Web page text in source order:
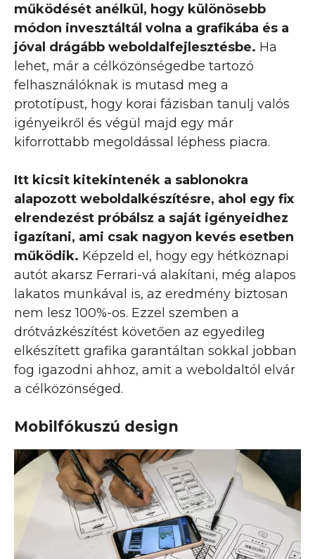
működését anélkül, hogy különösebb
módon invesztáltál volna a grafikába és a
jóval drágább weboldalfejlesztésbe. Ha
lehet, már a célközönségedbe tartozó
felhasználóknak is mutasd meg a
prototípust, hogy korai fázisban tanulj valós
igényeikről és végül majd egy már
kiforrottabb megoldással léphess piacra.
Itt kicsit kitekintenék a sablonokra
alapozott weboldalkészítésre, ahol egy fix
elrendezést próbálsz a saját igényeidhez
igazítani, ami csak nagyon kevés esetben
működik. Képzeld el, hogy egy hétköznapi
autót akarsz Ferrari-vá alakítani, még alapos
lakatos munkával is, az eredmény biztosan
nem lesz 100%-os. Ezzel szemben a
drótvázkészítést követően az egyedileg
elkészített grafika garantáltan sokkal jobban
fog igazodni ahhoz, amit a weboldaltól elvár
a célközönséged.
Mobilfókuszú design